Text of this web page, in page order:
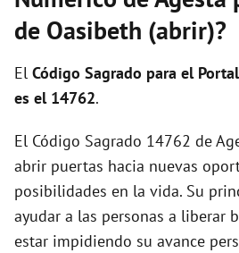
de Oasibeth (abrir)?
El Código Sagrado para el
es el 14762.
El Código Sagrado 14762 de
abrir puertas hacia nuevas
posibilidades en la vida. Su
ayudar a las personas a liberar
estar impidiendo su avance